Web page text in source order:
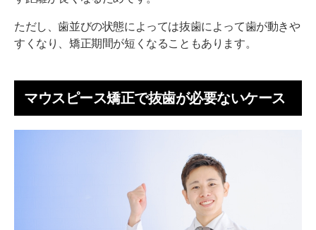
ただし、歯並びの状態によっては抜歯によって歯が動きや
すくなり、矯正期間が短くなることもあります。
マウスピース矯正で抜歯が必要ないケース